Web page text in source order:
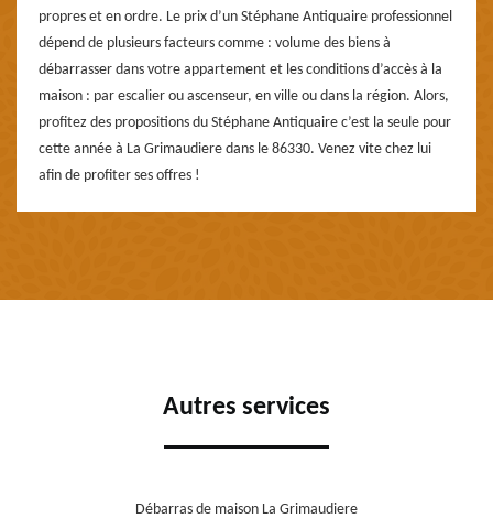
propres et en ordre. Le prix d’un Stéphane Antiquaire professionnel
dépend de plusieurs facteurs comme : volume des biens à
débarrasser dans votre appartement et les conditions d’accès à la
maison : par escalier ou ascenseur, en ville ou dans la région. Alors,
profitez des propositions du Stéphane Antiquaire c’est la seule pour
cette année à La Grimaudiere dans le 86330. Venez vite chez lui
afin de profiter ses offres !
Autres services
Débarras de maison La Grimaudiere